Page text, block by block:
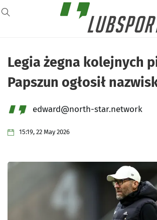
Legia żegna kolejnych
Papszun ogłosił
edward@north-star.network
15:19, 22 May 2026